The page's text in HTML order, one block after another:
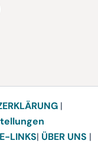
|
LINKS| ÜBER UNS |